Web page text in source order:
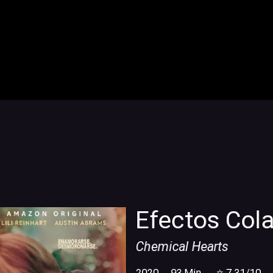
Efectos
Chemical Hearts